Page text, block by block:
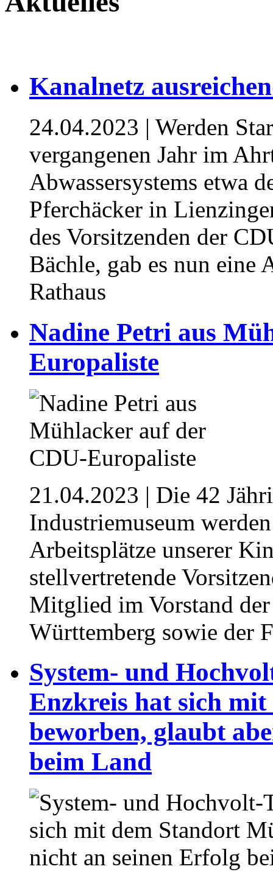
Kanalnetz
24.04.2023 | Werden
vergangenen Jahr im
Abwassersystems etwa
Pferchäcker in
des Vorsitzenden der
Bächle, gab es nun eine
Rathaus
Nadine Petri aus
Europaliste
21.04.2023 | Die 42
Industriemuseum
Arbeitsplätze unserer
stellvertretende
Mitglied im Vorstand
Württemberg sowie der
System- und
Enzkreis hat sich
beworben, glaubt
beim Land